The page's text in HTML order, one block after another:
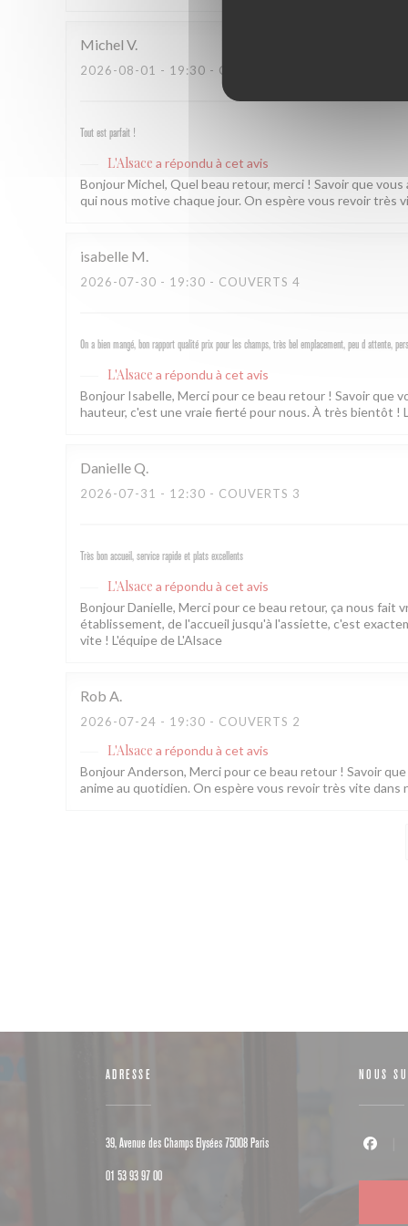
Michel V
2026-08-01 - 19:30 - COUVERTS 2
Tout est parfait !
L'Alsace a répondu à cet avis
Bonjour Michel, Quel beau retour, merci ! Savoir que
qui nous motive chaque jour. On espère vous revoir très
isabelle M
2026-07-30 - 19:30 - COUVERTS 4
On a bien mangé, bon rapport qualité prix pour les champs, très bel emplacement, peu d attente,
L'Alsace a répondu à cet avis
Bonjour Isabelle, Merci pour ce beau retour ! Savoir que
hauteur, c'est une vraie fierté pour nous. À très bientôt !
DanielleQ
2026-07-31 - 12:30 - COUVERTS 3
Très bon accueil, service rapide et plats excellents
L'Alsace a répondu à cet avis
Bonjour Danielle, Merci pour ce beau retour, ça nous fait
établissement, de l'accueil jusqu'à l'assiette, c'est
vite ! L'équipe de L'Alsace
Rob A
2026-07-24 - 19:30 - COUVERTS 2
L'Alsace a répondu à cet avis
Bonjour Anderson, Merci pour ce beau retour ! Savoir
anime au quotidien. On espère vous revoir très vite dans
ADRESSE
39, Avenue des Champs Elysées 75008 Paris((ouvre une nouvelle fenêtre))
01 53 93 97 00
NOUS